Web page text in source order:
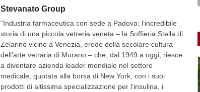
Stevanato Group
“Industria farmaceutica con sede a Padova: l’incredibile
storia di una piccola vetreria veneta – la Soffieria Stella di
Zelarino vicino a Venezia, erede della secolare cultura
dell’arte vetraria di Murano – che, dal 1949 a oggi, riesce
a diventare azienda leader mondiale nel settore
medicale, quotata alla borsa di New York, con i suoi
prodotti di altissima specializzazione per l’insulina, i